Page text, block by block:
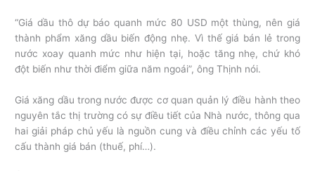
“Giá dầu thô dự báo quanh mức 80 USD một thùng, nên giá
thành phẩm xăng dầu biến động nhẹ. Vì thế giá bán lẻ trong
nước xoay quanh mức như hiện tại, hoặc tăng nhẹ, chứ khó
đột biến như thời điểm giữa năm ngoái”, ông Thịnh nói.
Giá xăng dầu trong nước được cơ quan quản lý điều hành theo
nguyên tắc thị trường có sự điều tiết của Nhà nước, thông qua
hai giải pháp chủ yếu là nguồn cung và điều chỉnh các yếu tố
cấu thành giá bán (thuế, phí…).